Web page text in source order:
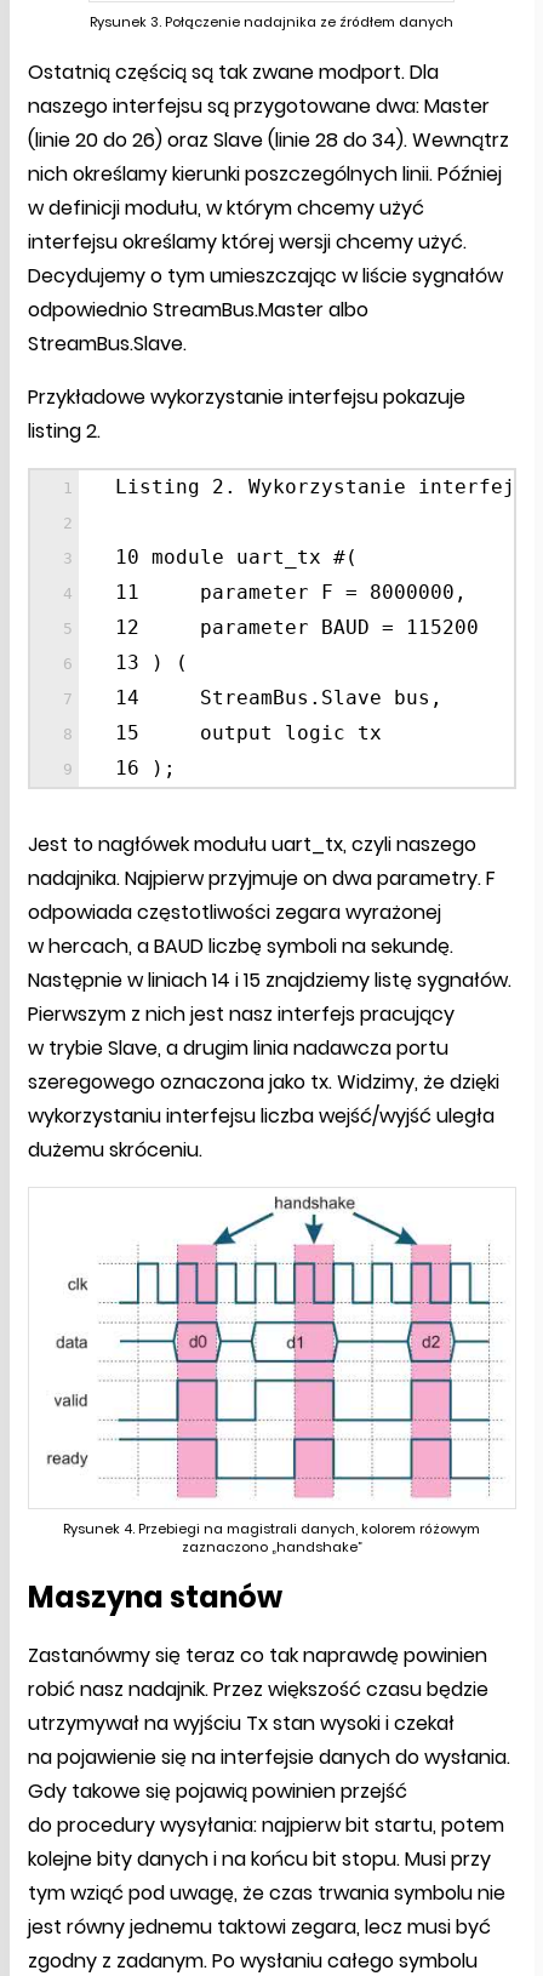
Rysunek 3. Połączenie nadajnika ze źródłem danych
Ostatnią częścią są tak zwane modport. Dla
naszego interfejsu są przygotowane dwa: Master
(linie 20 do 26) oraz Slave (linie 28 do 34). Wewnątrz
nich określamy kierunki poszczególnych linii. Później
w definicji modułu, w którym chcemy użyć
interfejsu określamy której wersji chcemy użyć.
Decydujemy o tym umieszczając w liście sygnałów
odpowiednio StreamBus.Master albo
StreamBus.Slave.
Przykładowe wykorzystanie interfejsu pokazuje
listing 2.
Listing 2. Wykorzystanie interfejsu
10 module uart_tx #(
11 parameter F = 8000000,
12 parameter BAUD = 115200
13 ) (
14 StreamBus.Slave bus,
15 output logic tx
16 );
Jest to nagłówek modułu uart_tx, czyli naszego
nadajnika. Najpierw przyjmuje on dwa parametry. F
odpowiada częstotliwości zegara wyrażonej
w hercach, a BAUD liczbę symboli na sekundę.
Następnie w liniach 14 i 15 znajdziemy listę sygnałów.
Pierwszym z nich jest nasz interfejs pracujący
w trybie Slave, a drugim linia nadawcza portu
szeregowego oznaczona jako tx. Widzimy, że dzięki
wykorzystaniu interfejsu liczba wejść/wyjść uległa
dużemu skróceniu.
Rysunek 4. Przebiegi na magistrali danych, kolorem różowym
zaznaczono „handshake”
Maszyna stanów
Zastanówmy się teraz co tak naprawdę powinien
robić nasz nadajnik. Przez większość czasu będzie
utrzymywał na wyjściu Tx stan wysoki i czekał
na pojawienie się na interfejsie danych do wysłania.
Gdy takowe się pojawią powinien przejść
do procedury wysyłania: najpierw bit startu, potem
kolejne bity danych i na końcu bit stopu. Musi przy
tym wziąć pod uwagę, że czas trwania symbolu nie
jest równy jednemu taktowi zegara, lecz musi być
zgodny z zadanym. Po wysłaniu całego symbolu